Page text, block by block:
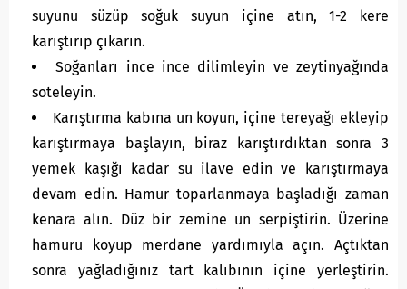
suyunu süzüp soğuk suyun içine atın, 1-2 kere
karıştırıp çıkarın.
Soğanları ince ince dilimleyin ve zeytinyağında
soteleyin.
Karıştırma kabına un koyun, içine tereyağı ekleyip
karıştırmaya başlayın, biraz karıştırdıktan sonra 3
yemek kaşığı kadar su ilave edin ve karıştırmaya
devam edin. Hamur toparlanmaya başladığı zaman
kenara alın. Düz bir zemine un serpiştirin. Üzerine
hamuru koyup merdane yardımıyla açın. Açtıktan
sonra yağladığınız tart kalıbının içine yerleştirin.